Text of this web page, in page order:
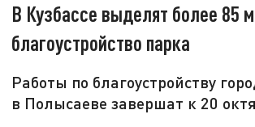
В Кузбассе выделят более 85
благоустройство парка
Работы по благоустройству
в Полысаеве завершат к 20